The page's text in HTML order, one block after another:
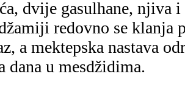
dvije gasulhane, njiva i
redovno se klanja
a mektepska nastava
dana u mesdžidima.